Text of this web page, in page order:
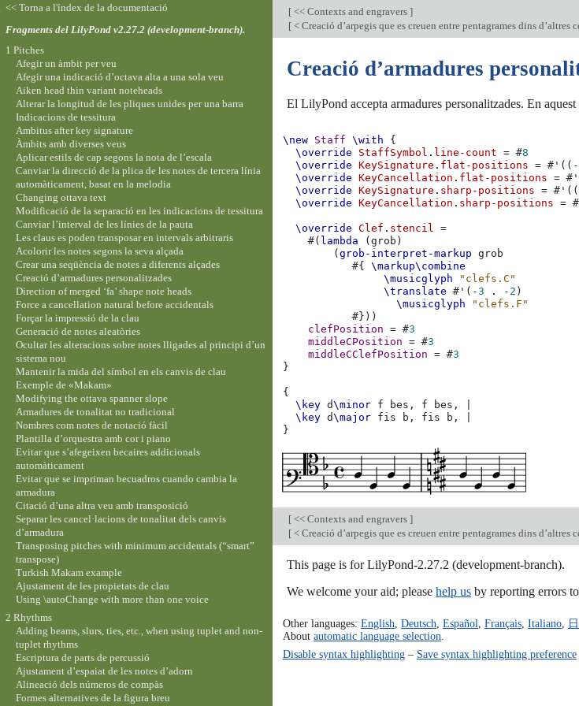
[ << Contexts and engravers ]
[ < Creació d’arpegis que es creuen entre pentagrames dins d’altres
Creació d’armadures
El LilyPond accepta armadures personalitzades. En
\new Staff \with
{
\override
StaffSymbol . line-count = #8
\override
KeySignature . flat-positions = # ' ((
\override
KeyCancellation . flat-positions = # '
\override
KeySignature . sharp-positions = # ' ((
\override
KeyCancellation . sharp-positions = #
\override Clef . stencil
=
#( lambda (grob )
(grob-interpret-markup
grob
#{
\markup\combine
\musicglyph
"clefs.C"
\translate
# ' ( -3 . -2 )
\musicglyph
"clefs.F"
#}))
clefPosition
= #3
middleCPosition
= #3
middleCClefPosition
= #3
}
{
\key d\minor f bes, f bes,
\key d\major fis b, fis b,
}
[ << Contexts and engravers ]
[ < Creació d’arpegis que es creuen entre pentagrames dins d’altres
This page is for LilyPond-2.27.2 (development-branch).
We welcome your aid; please help us by reporting errors
Other languages: English Deutsch Español Français, Italiano,
About automatic language selection
Disable syntax highlighting– Save syntax highlighting preference
<< Torna a l'índex de la documentació
Fragments del LilyPond v2.27.2 (development-branch).
1 Pitches
Afegir un àmbit per veu
Afegir una indicació d’octava alta a una sola veu
Aiken head thin variant noteheads
Alterar la longitud de les pliques unides per una barra
Indicacions de tessitura
Ambitus after key signature
Àmbits amb diverses veus
Aplicar estils de cap segons la nota de l’escala
Canviar la direcció de la plica de les notes de tercera línia
automàticament, basat en la melodia
Changing ottava text
Modificació de la separació en les indicacions de tessitura
Canviar l’interval de les línies de la pauta
Les claus es poden transposar en intervals arbitraris
Acolorir les notes segons la seva alçada
Crear una seqüència de notes a diferents alçades
Creació d’armadures personalitzades
Direction of merged ‘fa’ shape note heads
Force a cancellation natural before accidentals
Forçar la impressió de la clau
Generació de notes aleatòries
Ocultar les alteracions sobre notes lligades al principi d’un
sistema nou
Mantenir la mida del símbol en els canvis de clau
Exemple de «Makam»
Modifying the ottava spanner slope
Armadures de tonalitat no tradicional
Nombres com notes de notació fàcil
Plantilla d’orquestra amb cor i piano
Evitar que s’afegeixen becaires addicionals
automàticament
Evitar que se impriman becuadros cuando cambia la
armadura
Citació d’una altra veu amb transposició
Separar les cancel·lacions de tonalitat dels canvis
d’armadura
Transposing pitches with minimum accidentals (“smart”
transpose)
Turkish Makam example
Ajustament de les propietats de clau
Using \autoChange with more than one voice
2 Rhythms
Adding beams, slurs, ties, etc., when using tuplet and non-
tuplet rhythms
Escriptura de parts de percussió
Ajustament d’espaiat de les notes d’adorn
Alineació dels números de compàs
Formes alternatives de la figura breu